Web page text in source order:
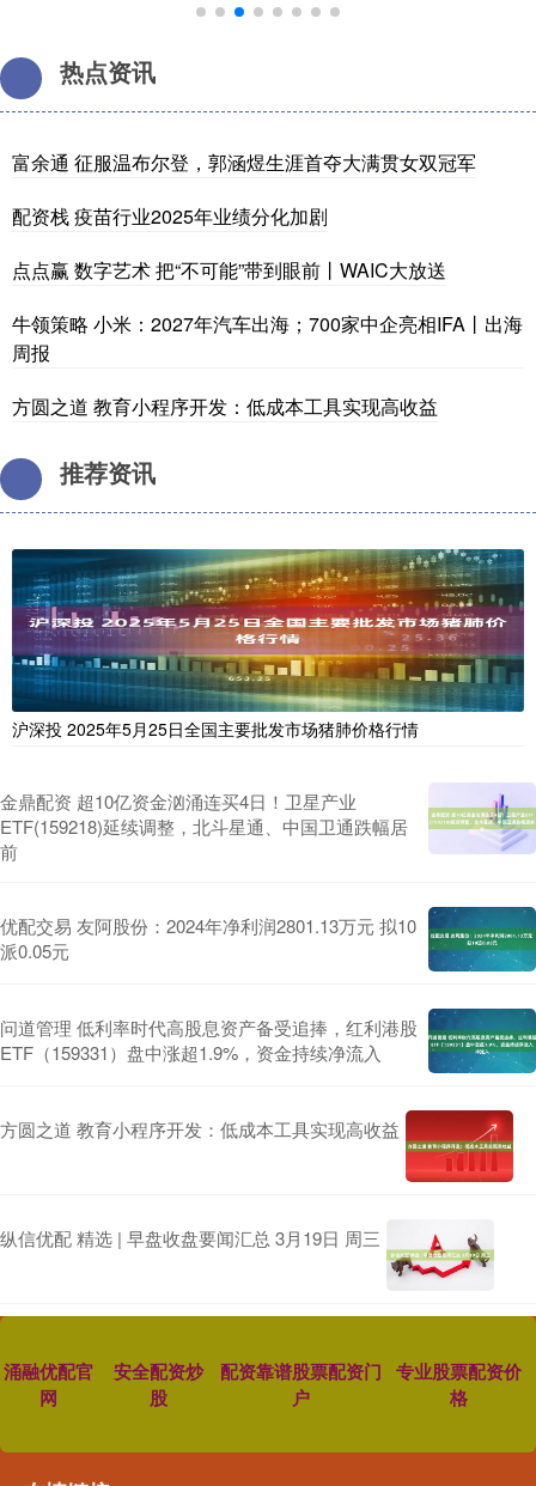
热点资讯
富余通 征服温布尔登，郭涵煜生涯首夺大满贯女双冠军
配资栈 疫苗行业2025年业绩分化加剧
点点赢 数字艺术 把“不可能”带到眼前丨WAIC大放送
牛领策略 小米：2027年汽车出海；700家中企亮相IFA丨出海
周报
方圆之道 教育小程序开发：低成本工具实现高收益
推荐资讯
沪深投 2025年5月25日全国主要批发市场猪肺价格行情
金鼎配资 超10亿资金汹涌连买4日！卫星产业
ETF(159218)延续调整，北斗星通、中国卫通跌幅居
前
优配交易 友阿股份：2024年净利润2801.13万元 拟10
派0.05元
问道管理 低利率时代高股息资产备受追捧，红利港股
ETF（159331）盘中涨超1.9%，资金持续净流入
方圆之道 教育小程序开发：低成本工具实现高收益
纵信优配 精选 | 早盘收盘要闻汇总 3月19日 周三
涌融优配官
网
安全配资炒
股
配资靠谱股票配资门
户
专业股票配资价
格